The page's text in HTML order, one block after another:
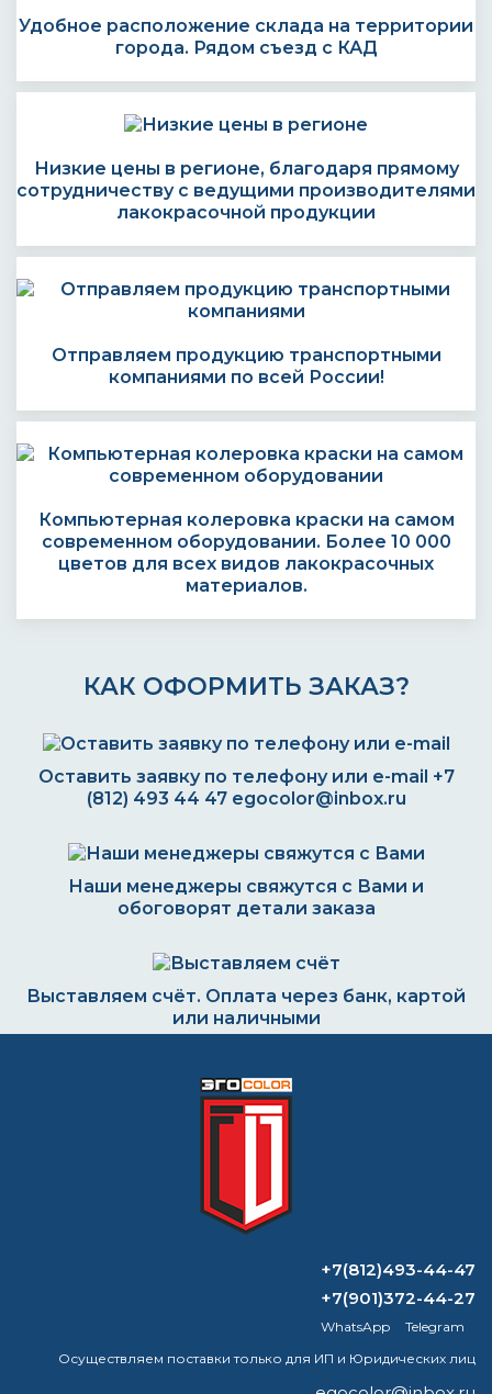
Удобное расположение склада на территории
города. Рядом съезд с КАД
Низкие цены в регионе, благодаря прямому
сотрудничеству с ведущими производителями
лакокрасочной продукции
Отправляем продукцию транспортными
компаниями по всей России!
Компьютерная колеровка краски на самом
современном оборудовании. Более 10 000
цветов для всех видов лакокрасочных
материалов.
КАК ОФОРМИТЬ ЗАКАЗ?
Оставить заявку по телефону или e-mail +7
(812) 493 44 47 egocolor@inbox.ru
Наши менеджеры свяжутся с Вами и
обоговорят детали заказа
Выставляем счёт. Оплата через банк, картой
или наличными
Формируем заказ и отправляем транспортной
компанией
Можно ли лак разбавить водой?
Можно ли красить цементную
+7(812)493-44-47
+7(901)372-44-27
WhatsApp
Telegram
Осуществляем поставки только для ИП и Юридических лиц